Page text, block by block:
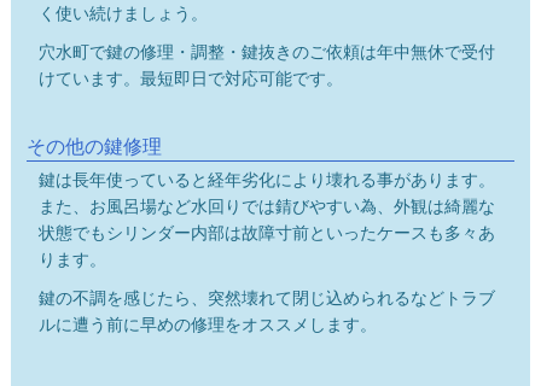
く使い続けましょう。
穴水町で鍵の修理・調整・鍵抜きのご依頼は年中無休で受付
けています。最短即日で対応可能です。
その他の鍵修理
鍵は長年使っていると経年劣化により壊れる事があります。
また、お風呂場など水回りでは錆びやすい為、外観は綺麗な
状態でもシリンダー内部は故障寸前といったケースも多々あ
ります。
鍵の不調を感じたら、突然壊れて閉じ込められるなどトラブ
ルに遭う前に早めの修理をオススメします。